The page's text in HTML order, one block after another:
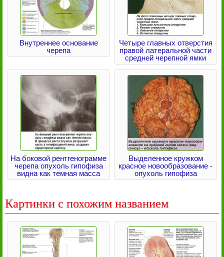
Внутреннее основание
черепа
Четыре главных отверстия
правой латеральной части
средней черепной ямки
На боковой рентгенограмме
черепа опухоль гипофиза
видна как темная масса
Выделенное кружком
красное новообразование -
опухоль гипофиза
Картинки с похожим названием